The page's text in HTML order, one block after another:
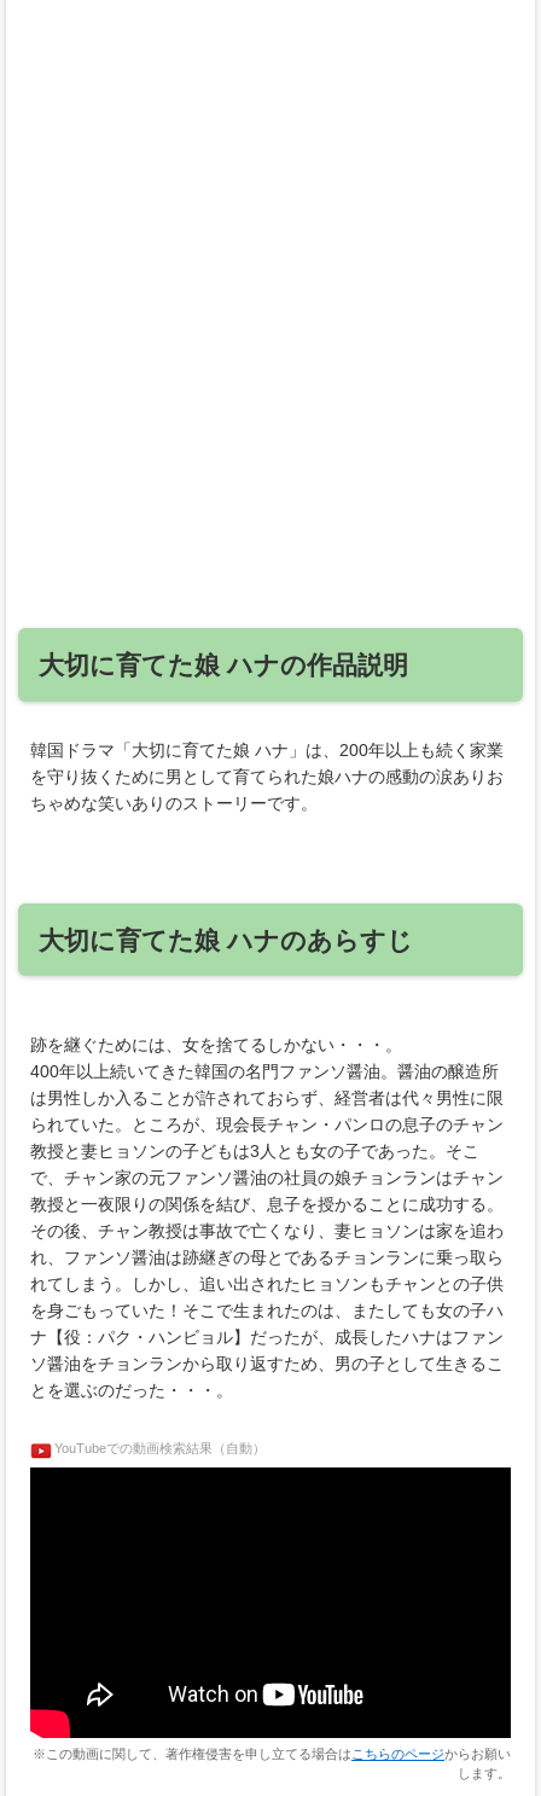
大切に育てた娘 ハナの作品説明
韓国ドラマ「大切に育てた娘 ハナ」は、200年以上も続く家業
を守り抜くために男として育てられた娘ハナの感動の涙ありお
ちゃめな笑いありのストーリーです。
大切に育てた娘 ハナのあらすじ
跡を継ぐためには、女を捨てるしかない・・・。
400年以上続いてきた韓国の名門ファンソ醤油。醤油の醸造所
は男性しか入ることが許されておらず、経営者は代々男性に限
られていた。ところが、現会長チャン・パンロの息子のチャン
教授と妻ヒョソンの子どもは3人とも女の子であった。そこ
で、チャン家の元ファンソ醤油の社員の娘チョンランはチャン
教授と一夜限りの関係を結び、息子を授かることに成功する。
その後、チャン教授は事故で亡くなり、妻ヒョソンは家を追わ
れ、ファンソ醤油は跡継ぎの母とであるチョンランに乗っ取ら
れてしまう。しかし、追い出されたヒョソンもチャンとの子供
を身ごもっていた！そこで生まれたのは、またしても女の子ハ
ナ【役：パク・ハンビョル】だったが、成長したハナはファン
ソ醤油をチョンランから取り返すため、男の子として生きるこ
とを選ぶのだった・・・。
YouTubeでの動画検索結果（自動）
※この動画に関して、著作権侵害を申し立てる場合は こちらのページからお願い
します。